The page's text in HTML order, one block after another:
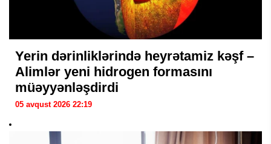
Yerin dərinliklərində heyrətamiz kəşf –
Alimlər yeni hidrogen formasını
müəyyənləşdirdi
05 avqust 2026 22:19